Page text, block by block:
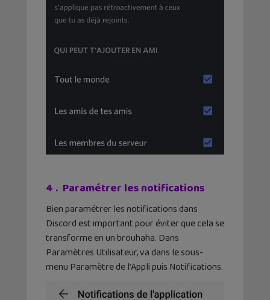
4 . Paramétrer les notifications
Bien paramétrer les notifications dans
Discord est important pour éviter que cela se
transforme en un brouhaha. Dans
Paramètres Utilisateur, va dans le sous-
menu Paramètre de l’Appli puis Notifications.